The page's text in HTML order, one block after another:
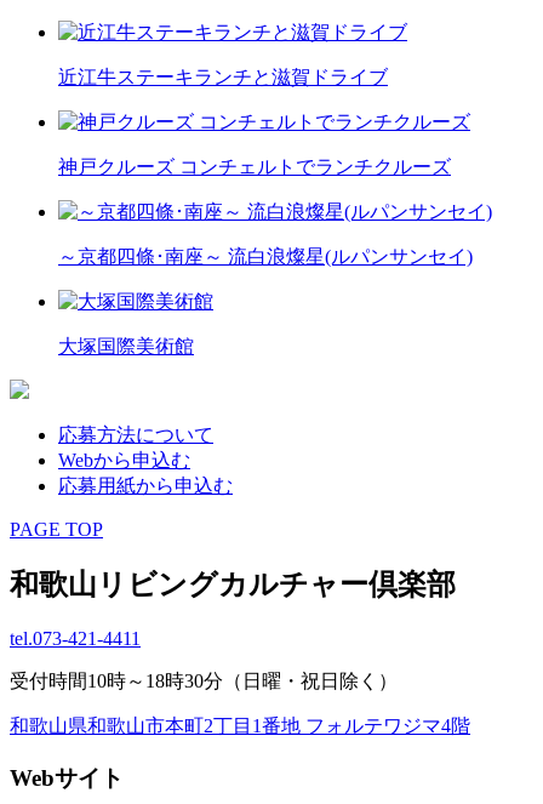
近江牛ステーキランチと滋賀ドライブ
神戸クルーズ コンチェルトでランチクルーズ
～京都四條･南座～ 流白浪燦星(ルパンサンセイ)
大塚国際美術館
応募方法について
Webから申込む
応募用紙から申込む
PAGE TOP
和歌山リビングカルチャー倶楽部
tel.073-421-4411
受付時間10時～18時30分（日曜・祝日除く）
和歌山県和歌山市本町2丁目1番地 フォルテワジマ4階
Webサイト